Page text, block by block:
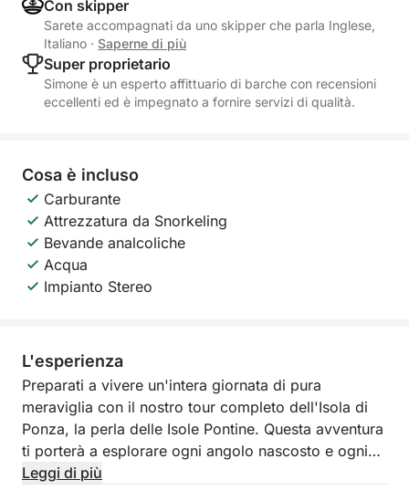
Con skipper
Sarete accompagnati da uno skipper che parla Inglese,
Italiano · Saperne di più
Super proprietario
Simone è un esperto affittuario di barche con recensioni
eccellenti ed è impegnato a fornire servizi di qualità.
Cosa è incluso
Carburante
Attrezzatura da Snorkeling
Bevande analcoliche
Acqua
Impianto Stereo
L'esperienza
Preparati a vivere un'intera giornata di pura
meraviglia con il nostro tour completo dell'Isola di
Ponza, la perla delle Isole Pontine. Questa avventura
ti porterà a esplorare ogni angolo nascosto e ogni
caletta iconica, regalandoti un'immersione totale
Leggi di più